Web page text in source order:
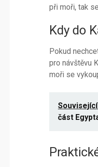
při moři, tak
Kdy do
Pokud
pro návštěvu
moři se
část